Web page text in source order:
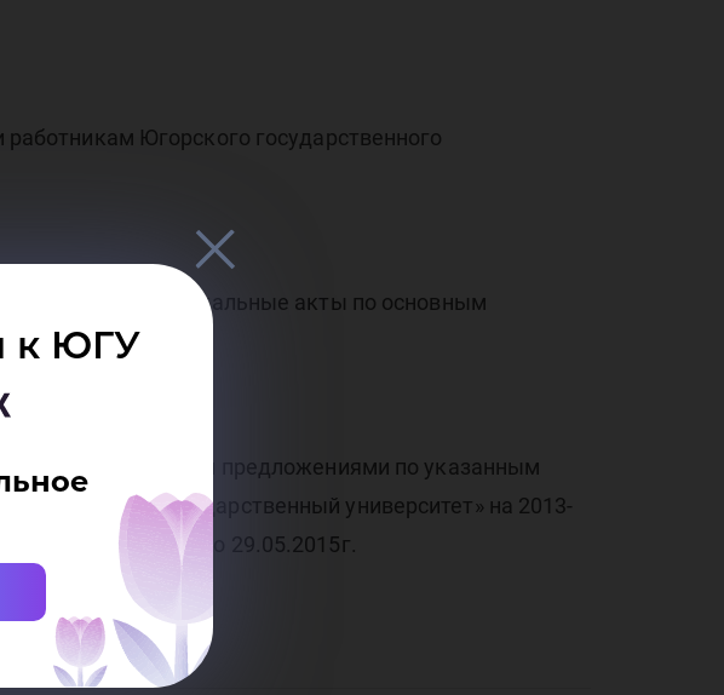
к ЮГУ
Югорского государственного
вкладка «Локальные акты по основным
замечаниями и предложениями по указанным
«Югорский государственный университет» на 2013-
до 29.05.2015г.